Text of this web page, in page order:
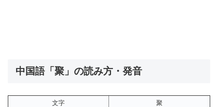
中国語「聚」の読み方・発音
文字
聚